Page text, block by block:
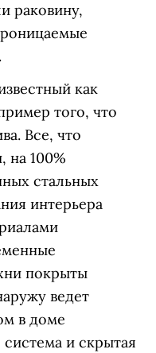
раковину,
как
того, что
Все, что
на 100%
стальных
интерьера
покрыты
ведет
в доме
и скрытая